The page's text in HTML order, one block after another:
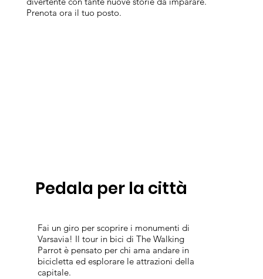
Prenota ora il tuo posto.
Pedala per la città
Fai un giro per scoprire i monumenti di
Varsavia! Il tour in bici di The Walking
Parrot è pensato per chi ama andare in
bicicletta ed esplorare le attrazioni della
capitale.